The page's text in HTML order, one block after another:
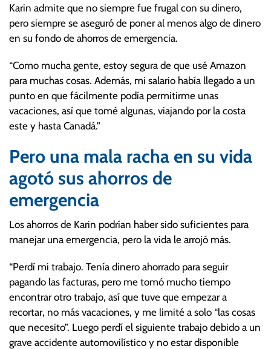
Karin admite que no siempre fue frugal con su dinero,
pero siempre se aseguró de poner al menos algo de dinero
en su fondo de ahorros de emergencia.
“Como mucha gente, estoy segura de que usé Amazon
para muchas cosas. Además, mi salario había llegado a un
punto en que fácilmente podía permitirme unas
vacaciones, así que tomé algunas, viajando por la costa
este y hasta Canadá.”
Pero una mala racha en su vida
agotó sus ahorros de
emergencia
Los ahorros de Karin podrían haber sido suficientes para
manejar una emergencia, pero la vida le arrojó más.
“Perdí mi trabajo. Tenía dinero ahorrado para seguir
pagando las facturas, pero me tomó mucho tiempo
encontrar otro trabajo, así que tuve que empezar a
recortar, no más vacaciones, y me limité a solo “las cosas
que necesito”. Luego perdí el siguiente trabajo debido a un
grave accidente automovilístico y no estar disponible